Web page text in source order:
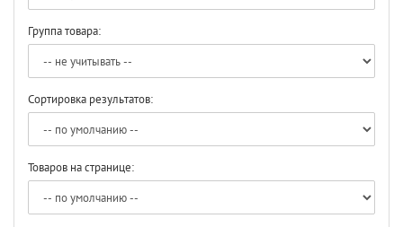
Группа товара:
Сортировка результатов:
Товаров на странице: